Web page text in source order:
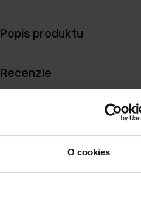
O cookies
Popis produktu
Recenzie